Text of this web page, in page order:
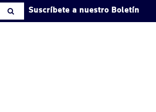
Suscríbete a nuestro Boletín